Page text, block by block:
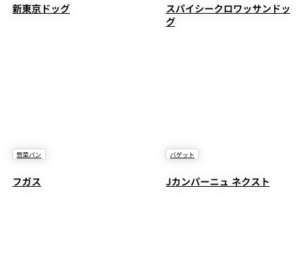
新東京ドッグ
スパイシークロワッサンドッ
グ
惣菜パン
フガス
バゲット
Jカンパーニュ ネクスト